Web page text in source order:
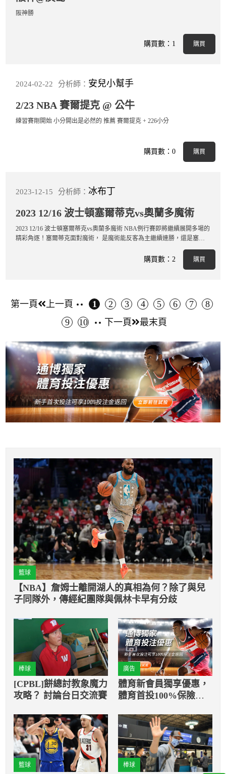
阪神勝
購買數：1 購買
2024-02-22 分析師： 安兒小幫手
2/23 NBA 賽爾提克 @ 公牛
練習賽剛開始 小分開出是必然的 推薦 賽爾提克 + 226小分
購買數：0 購買
2023-12-15 分析師： 冰布丁
2023 12/16 波士頓塞爾蒂克vs奧蘭多魔術
2023 12/16 波士頓塞爾蒂克vs奧蘭多魔術 NBA例行賽即將繼續展開多場的
精彩角逐！塞爾蒂克面對魔術， 是魔術能反客為主繼續連勝，還是塞爾
購買數：2 購買
第一頁 上一頁 1 2 3 4 5 6 7
8
9
10 下一頁 最末頁
籃球
【NBA】詹姆士離開湖人的真相為何？除了與兒
子同隊外，傳經紀團隊與佩林卡早有分歧
棒球
[CPBL]餅總討教象魔力
攻略？ 討論台日交流賽
廣告
體育新會員獨享優惠，
體育首投100%保險返
籃球 棒球